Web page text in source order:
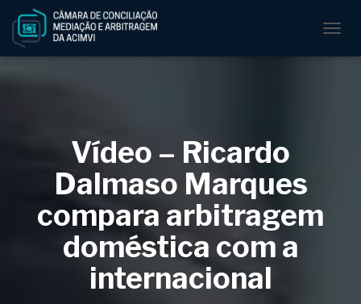
L
Vídeo – Ricardo
Dalmaso Marques
compara arbitragem
doméstica com a
internacional